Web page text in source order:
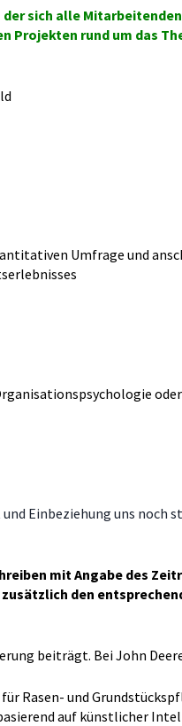
sich alle
Projekten rund um das
Umfrage und
Einbeziehung uns noch
mit Angabe des
den
beiträgt. Bei John
Rasen- und
auf künstlicher